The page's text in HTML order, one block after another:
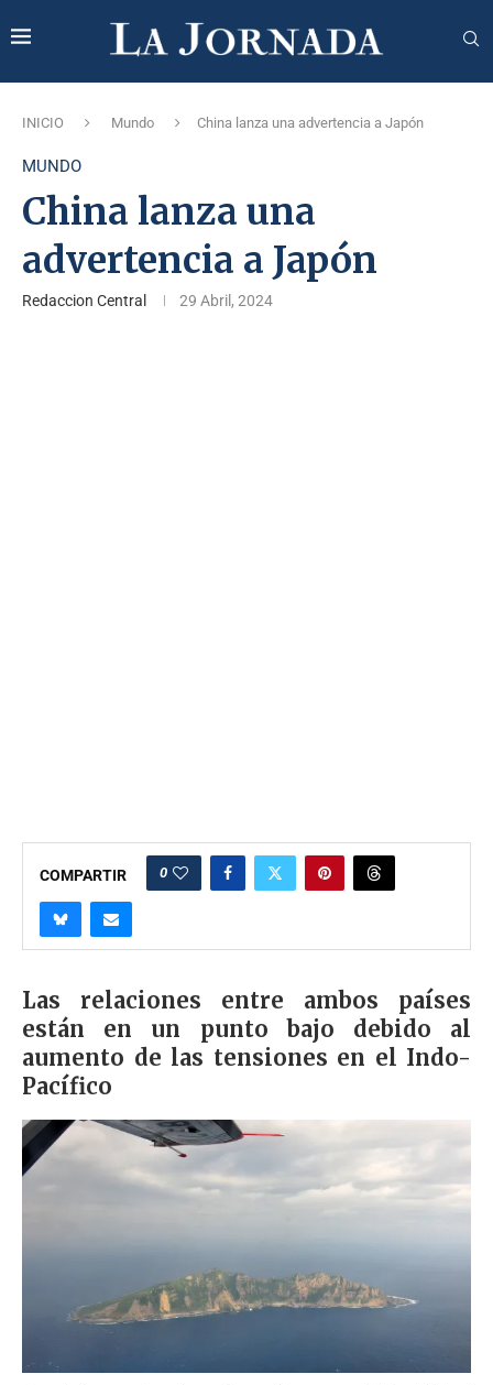
INICIO Mundo China lanza una advertencia a Japón
MUNDO
China lanza una
advertencia a Japón
Redaccion Central 29 Abril, 2024
COMPARTIR 0
Las relaciones entre ambos países
están en un punto bajo debido al
aumento de las tensiones en el Indo-
Pacífico